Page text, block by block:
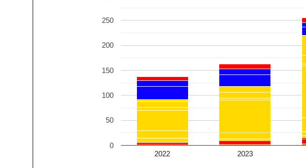
2022 2023
0
50
100
150
200
250